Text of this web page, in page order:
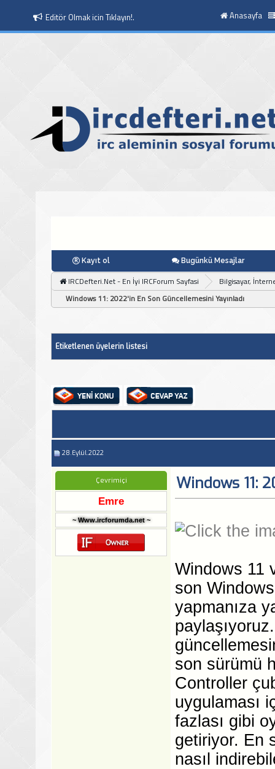
Moderatör Olmak icin Tıklayın!. Anasayfa
Kayıt ol Bugünkü Mesajlar
IRCDefteri.Net - En İyi IRCForum Sayfasi
Bilgisayar,
Windows 11: 2022'in En Son Güncellemesini Yayınladı
Etiketlenen üyelerin listesi
28.Eylül.2022
Çevrimiçi
Emre
~ Www.ircforumda.net ~
Windows 11:
Windows 11
son
yapmanıza
son sürümü
Controller
uygulaması
fazlası gibi
getiriyor. En
nasıl